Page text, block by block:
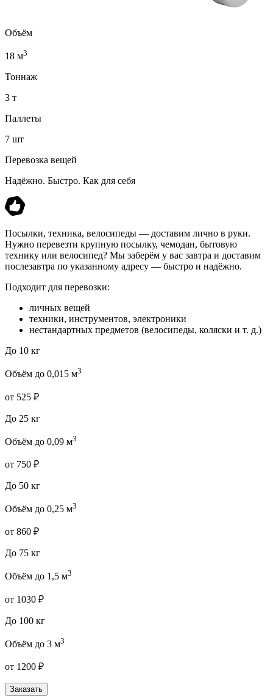
Объём
18 м3
Тоннаж
3 т
Паллеты
7 шт
Перевозка вещей
Надёжно. Быстро. Как для себя
Посылки, техника, велосипеды — доставим лично в руки.
Нужно перевезти крупную посылку, чемодан, бытовую
технику или велосипед? Мы заберём у вас завтра и доставим
послезавтра по указанному адресу — быстро и надёжно.
Подходит для перевозки:
личных вещей
техники, инструментов, электроники
нестандартных предметов (велосипеды, коляски и т. д.)
До 10 кг
Объём до 0,015 м3
от 525 ₽
До 25 кг
Объём до 0,09 м3
от 750 ₽
До 50 кг
Объём до 0,25 м3
от 860 ₽
До 75 кг
Объём до 1,5 м3
от 1030 ₽
До 100 кг
Объём до 3 м3
от 1200 ₽
Заказать